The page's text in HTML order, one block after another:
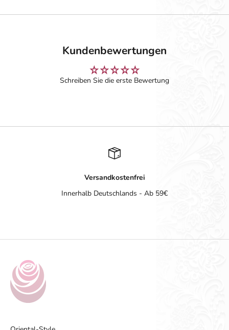
Kundenbewertungen
Schreiben Sie die erste Bewertung
Versandkostenfrei
Innerhalb Deutschlands - Ab 59€